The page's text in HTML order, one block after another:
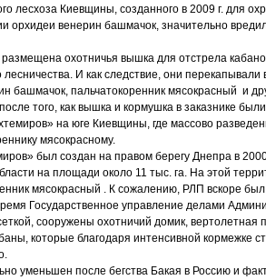
лесхоза Киевщины, созданного в 2009 г. для
орхидеи венерин башмачок, значительно
охотничья вышка для отстрела
лесничества. И как следствие, они
башмачок, пальчатокоренник мясокрасный и
того, как вышка и кормушка в заказнике
на юге Киевщины, где массово
мясокрасному.
был создан на правом берегу Днепра в
на площади около 11 тыс. га. На этой
мясокрасный . К сожалению, РЛП вскоре
Государственное управление делами
сооружены охотничий домик, вертолетная
которые благодаря интенсивной кормежке
уменьшен после бегства Бакая в Россию и